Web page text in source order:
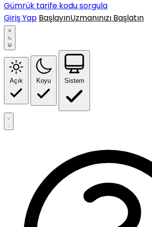
Gümrük tarife kodu sorgula
Giriş Yap BaşlayınUzmanınızı Başlatın
Açık Koyu Sistem